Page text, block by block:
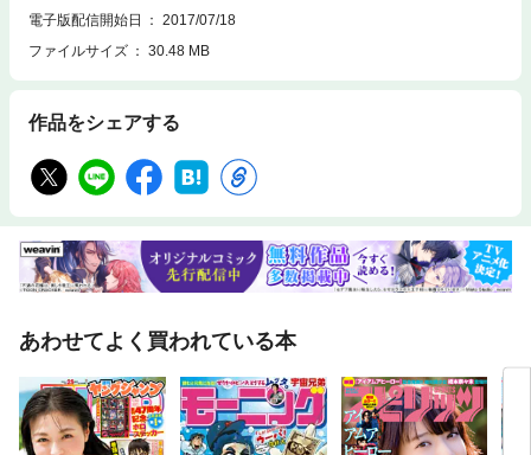
電子版配信開始日
2017/07/18
ファイルサイズ
30.48 MB
作品をシェアする
あわせてよく買われている本